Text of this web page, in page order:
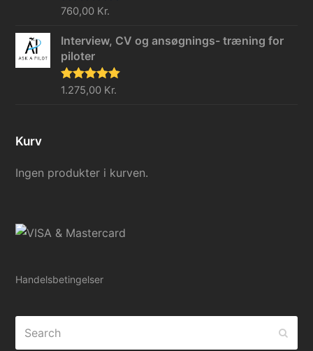
Vurderet
760,00 Kr.
Interview, CV og ansøgnings- træning for
piloter
Vurderet
1.275,00 Kr.
Kurv
Ingen produkter i kurven.
Handelsbetingelser